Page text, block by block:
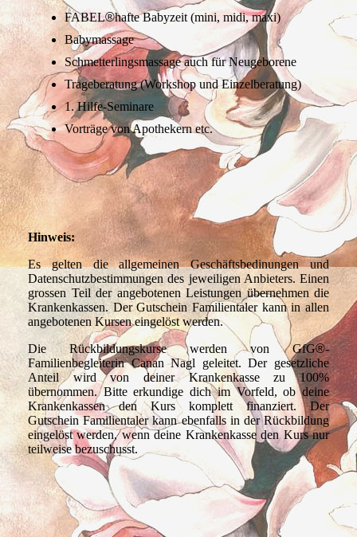
FABEL®hafte Babyzeit (mini, midi, maxi)
Babymassage
Schmetterlingsmassage auch für Neugeborene
Trageberatung (Workshop und Einzelberatung)
1. Hilfe-Seminare
Vorträge von Apothekern etc.
Hinweis:
Es gelten die allgemeinen Geschäftsbedinungen und
Datenschutzbestimmungen des jeweiligen Anbieters. Einen
grossen Teil der angebotenen Leistungen übernehmen die
Krankenkassen. Der Gutschein Familientaler kann in allen
angebotenen Kursen eingelöst werden.
Die Rückbildungskurse werden von GfG®-
Familienbegleiterin Canan Nagl geleitet. Der gesetzliche
Anteil wird von deiner Krankenkasse zu 100%
übernommen. Bitte erkundige dich im Vorfeld, ob deine
Krankenkassen den Kurs komplett finanziert. Der
Gutschein Familientaler kann ebenfalls in der Rückbildung
eingelöst werden, wenn deine Krankenkasse den Kurs nur
teilweise bezuschusst.